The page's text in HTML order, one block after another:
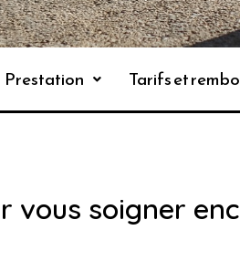
Prestation Tarifs et
vous soigner